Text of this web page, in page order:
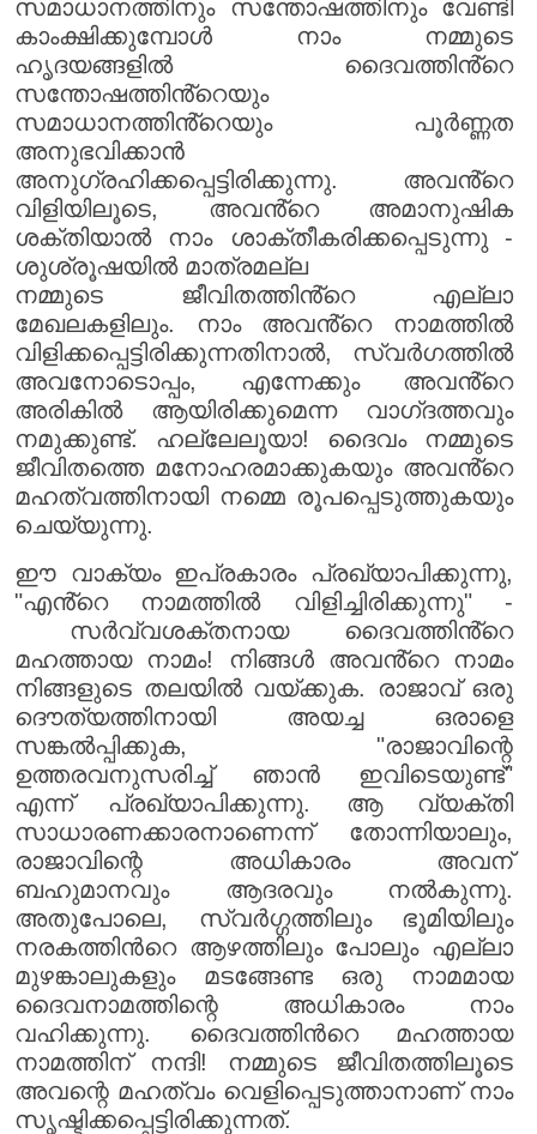
സമാധാനത്തിനും സന്തോഷത്തിനും വേണ്ടി
കാംക്ഷിക്കുമ്പോൾ നാം നമ്മുടെ
ഹൃദയങ്ങളിൽ ദൈവത്തിൻ്റെ
സന്തോഷത്തിൻ്റെയും
സമാധാനത്തിൻ്റെയും പൂർണ്ണത
അനുഭവിക്കാൻ
അനുഗ്രഹിക്കപ്പെട്ടിരിക്കുന്നു. അവൻ്റെ
വിളിയിലൂടെ, അവൻ്റെ അമാനുഷിക
ശക്തിയാൽ നാം ശാക്തീകരിക്കപ്പെടുന്നു -
ശുശ്രൂഷയിൽ മാത്രമല്ല
നമ്മുടെ ജീവിതത്തിൻ്റെ എല്ലാ
മേഖലകളിലും. നാം അവൻ്റെ നാമത്തിൽ
വിളിക്കപ്പെട്ടിരിക്കുന്നതിനാൽ, സ്വർഗത്തിൽ
അവനോടൊപ്പം, എന്നേക്കും അവൻ്റെ
അരികിൽ ആയിരിക്കുമെന്ന വാഗ്‌ദത്തവും
നമുക്കുണ്ട്. ഹല്ലേലൂയാ! ദൈവം നമ്മുടെ
ജീവിതത്തെ മനോഹരമാക്കുകയും അവൻ്റെ
മഹത്വത്തിനായി നമ്മെ രൂപപ്പെടുത്തുകയും
ചെയ്യുന്നു.
ഈ വാക്യം ഇപ്രകാരം പ്രഖ്യാപിക്കുന്നു,
"എൻ്റെ നാമത്തിൽ വിളിച്ചിരിക്കുന്നു" -
സർവ്വശക്തനായ ദൈവത്തിൻ്റെ
മഹത്തായ നാമം! നിങ്ങൾ അവൻ്റെ നാമം
നിങ്ങളുടെ തലയിൽ വയ്ക്കുക. രാജാവ് ഒരു
ദൌത്യത്തിനായി അയച്ച ഒരാളെ
സങ്കൽപ്പിക്കുക, "രാജാവിന്റെ
ഉത്തരവനുസരിച്ച് ഞാൻ ഇവിടെയുണ്ട്"
എന്ന് പ്രഖ്യാപിക്കുന്നു. ആ വ്യക്തി
സാധാരണക്കാരനാണെന്ന് തോന്നിയാലും,
രാജാവിന്റെ അധികാരം അവന്
ബഹുമാനവും ആദരവും നൽകുന്നു.
അതുപോലെ, സ്വർഗ്ഗത്തിലും ഭൂമിയിലും
നരകത്തിൻറെ ആഴത്തിലും പോലും എല്ലാ
മുഴങ്കാലുകളും മടങ്ങേണ്ട ഒരു നാമമായ
ദൈവനാമത്തിന്റെ അധികാരം നാം
വഹിക്കുന്നു. ദൈവത്തിൻറെ മഹത്തായ
നാമത്തിന് നന്ദി! നമ്മുടെ ജീവിതത്തിലൂടെ
അവന്റെ മഹത്വം വെളിപ്പെടുത്താനാണ് നാം
സൃഷ്ടിക്കപ്പെട്ടിരിക്കുന്നത്.